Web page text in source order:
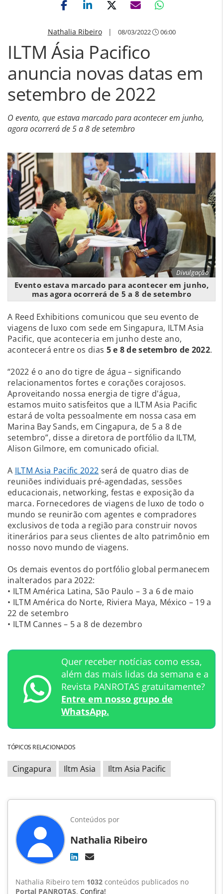
Nathalia Ribeiro| 08/03/2022 06:00
ILTM Ásia Pacifico
anuncia novas datas em
setembro de 2022
O evento, que estava marcado para acontecer em junho,
agora ocorrerá de 5 a 8 de setembro
Divulgação
Evento estava marcado para acontecer em junho,
mas agora ocorrerá de 5 a 8 de setembro
A Reed Exhibitions comunicou que seu evento de
viagens de luxo com sede em Singapura, ILTM Asia
Pacific, que aconteceria em junho deste ano,
acontecerá entre os dias 5 e 8 de setembro de 2022.
“2022 é o ano do tigre de água – significando
relacionamentos fortes e corações corajosos.
Aproveitando nossa energia de tigre d'água,
estamos muito satisfeitos que a ILTM Asia Pacific
estará de volta pessoalmente em nossa casa em
Marina Bay Sands, em Cingapura, de 5 a 8 de
setembro”, disse a diretora de portfólio da ILTM,
Alison Gilmore, em comunicado oficial.
A ILTM Asia Pacific 2022 será de quatro dias de
reuniões individuais pré-agendadas, sessões
educacionais, networking, festas e exposição da
marca. Fornecedores de viagens de luxo de todo o
mundo se reunirão com agentes e compradores
exclusivos de toda a região para construir novos
itinerários para seus clientes de alto patrimônio em
nosso novo mundo de viagens.
Os demais eventos do portfólio global permanecem
inalterados para 2022:
• ILTM América Latina, São Paulo – 3 a 6 de maio
• ILTM América do Norte, Riviera Maya, México – 19 a
22 de setembro
• ILTM Cannes – 5 a 8 de dezembro
Quer receber notícias como essa,
além das mais lidas da semana e a
Revista PANROTAS gratuitamente?
Entre em nosso grupo de
WhatsApp.
TÓPICOS RELACIONADOS
Cingapura Iltm Asia Iltm Asia Pacific
Conteúdos por
Nathalia Ribeiro
Nathalia Ribeiro tem 1032 conteúdos publicados no
Portal PANROTAS. Confira!